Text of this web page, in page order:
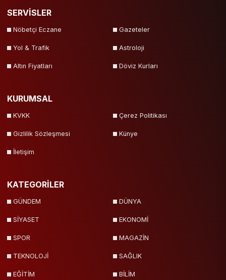
SERVİSLER
Nöbetçi Eczane Gazeteler
Yol & Trafik Astroloji
Altın Fiyatları Döviz Kurları
KURUMSAL
KVKK Çerez Politikası
Gizlilik Sözleşmesi Künye
İletişim
KATEGORİLER
GÜNDEM DÜNYA
SİYASET EKONOMİ
SPOR MAGAZİN
TEKNOLOJİ SAĞLIK
EĞİTİM BİLİM